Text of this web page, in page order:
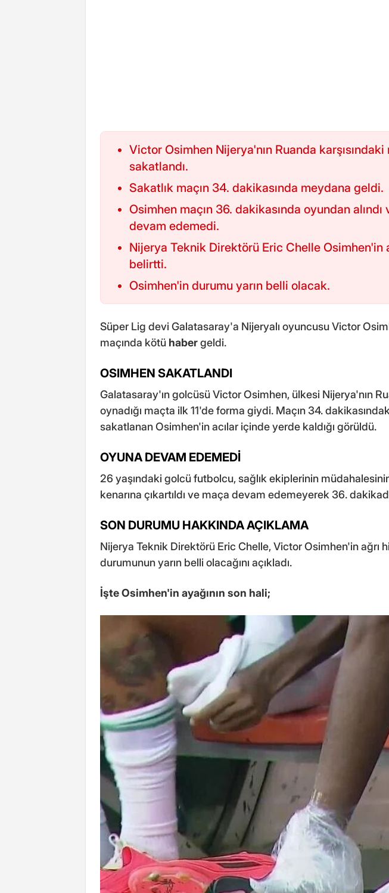
Victor Osimhen Nijerya'nın Ruanda karşısındaki
sakatlandı.
Sakatlık maçın 34. dakikasında meydana geldi.
Osimhen maçın 36. dakikasında oyundan alındı
devam edemedi.
Nijerya Teknik Direktörü Eric Chelle Osimhen'in
belirtti.
Osimhen'in durumu yarın belli olacak.
Süper Lig devi Galatasaray'a Nijeryalı oyuncusu Victor
maçında kötü habergeldi.
OSIMHEN SAKATLANDI
Galatasaray'ın golcüsü Victor Osimhen, ülkesi Nijerya'nın
oynadığı maçta ilk 11'de forma giydi. Maçın 34.
sakatlanan Osimhen'in acılar içinde yerde kaldığı görüldü.
OYUNA DEVAM EDEMEDİ
26 yaşındaki golcü futbolcu, sağlık ekiplerinin
kenarına çıkartıldı ve maça devam edemeyerek 36.
SON DURUMU HAKKINDA AÇIKLAMA
Nijerya Teknik Direktörü Eric Chelle, Victor Osimhen'in ağrı
durumunun yarın belli olacağını açıkladı.
İşte Osimhen'in ayağının son hali;